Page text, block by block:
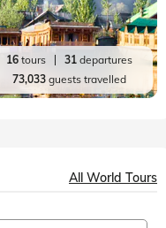
16tours 31departures
73,033guests travelled
All World Tours